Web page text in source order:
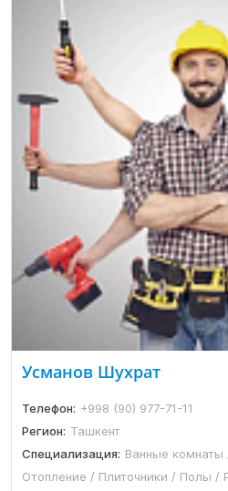
Усманов Шухрат
Телефон: +998 (90) 977-71-11
Регион: Ташкент
Специализация: Ванные комнаты
Отопление / Плиточники / Полы /